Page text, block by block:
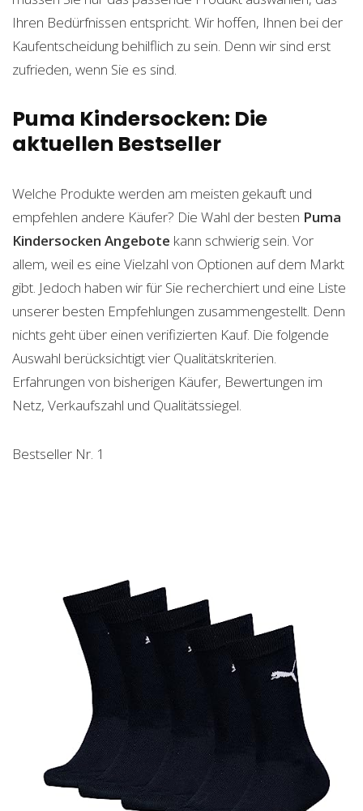
Ihren Bedürfnissen entspricht. Wir hoffen, Ihnen bei der
Kaufentscheidung behilflich zu sein. Denn wir sind erst
zufrieden, wenn Sie es sind.
Puma Kindersocken: Die
aktuellen Bestseller
Welche Produkte werden am meisten gekauft und
empfehlen andere Käufer? Die Wahl der besten Puma
Kindersocken Angebote kann schwierig sein. Vor
allem, weil es eine Vielzahl von Optionen auf dem Markt
gibt. Jedoch haben wir für Sie recherchiert und eine Liste
unserer besten Empfehlungen zusammengestellt. Denn
nichts geht über einen verifizierten Kauf. Die folgende
Auswahl berücksichtigt vier Qualitätskriterien.
Erfahrungen von bisherigen Käufer, Bewertungen im
Netz, Verkaufszahl und Qualitätssiegel.
Bestseller Nr. 1